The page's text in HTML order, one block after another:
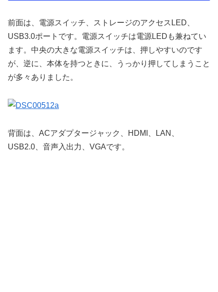
前面は、電源スイッチ、ストレージのアクセスLED、
USB3.0ポートです。電源スイッチは電源LEDも兼ねてい
ます。中央の大きな電源スイッチは、押しやすいのです
が、逆に、本体を持つときに、うっかり押してしまうこと
が多々ありました。
背面は、ACアダプタージャック、HDMI、LAN、
USB2.0、音声入出力、VGAです。